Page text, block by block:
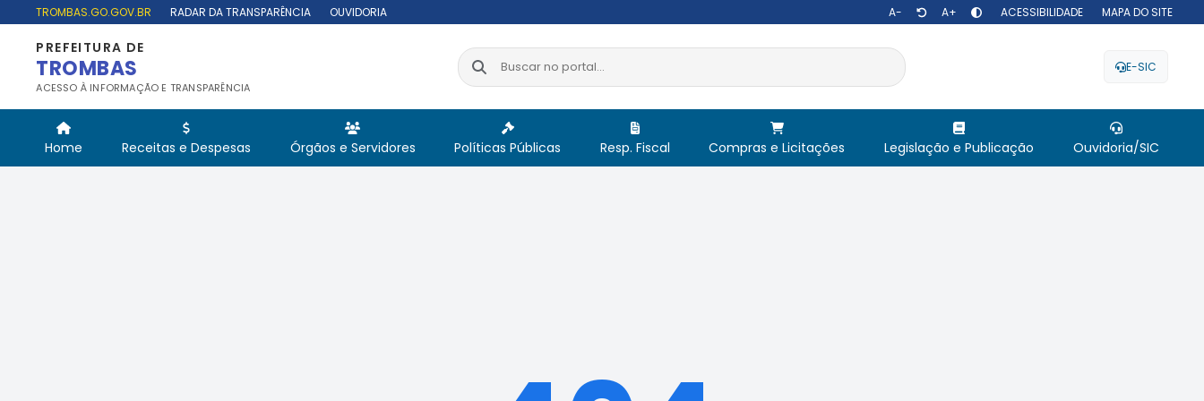
TROMBAS.GO.GOV.BR RADAR DA TRANSPARÊNCIA OUVIDORIA A- A+ ACESSIBILIDADE MAPA DO SITE
PREFEITURA DE
TROMBAS
ACESSO À INFORMAÇÃO E TRANSPARÊNCIA
E-SIC
Home Receitas e Despesas Órgãos e Servidores Políticas Públicas Resp. Fiscal Compras e Licitações Legislação e Publicação Ouvidoria/SIC